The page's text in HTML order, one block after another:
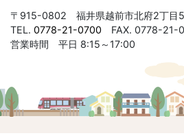
〒915-0802 福井県越前市北府2丁目
TEL. 0778-21-0700 FAX. 0778-21-
営業時間 平日 8:15～17:00